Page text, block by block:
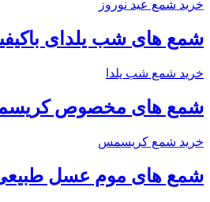
خرید شمع عید نوروز
شمع های شب یلدای
خرید شمع شب یلدا
شمع های مخصوص
خرید شمع کریسمس
شمع های موم عسل